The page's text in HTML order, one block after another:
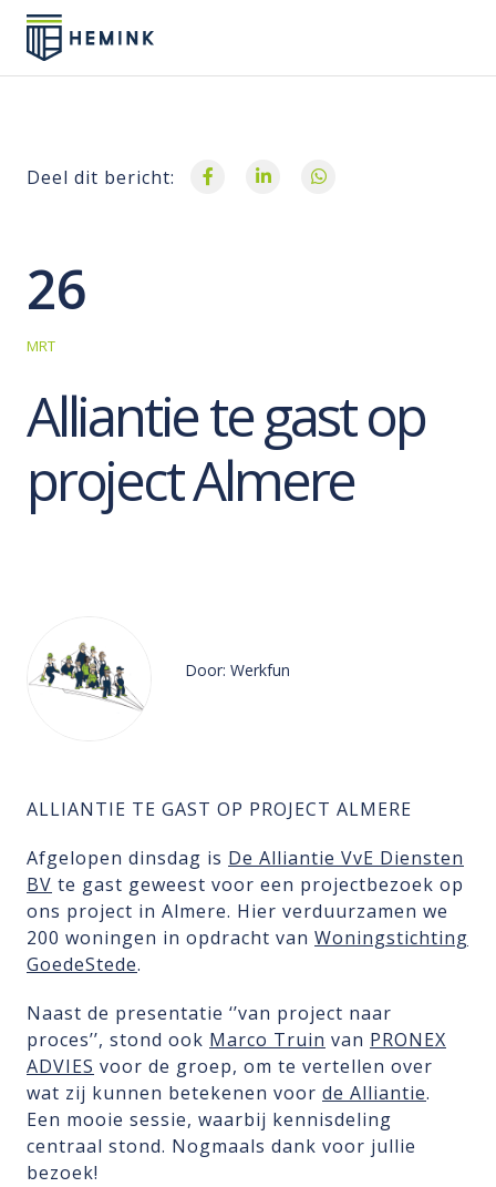
Deel dit bericht:
26
MRT
Alliantie te gast op
project Almere
Door: Werkfun
ALLIANTIE TE GAST OP PROJECT ALMERE
Afgelopen dinsdag is De Alliantie VvE Diensten
BV te gast geweest voor een projectbezoek op
ons project in Almere. Hier verduurzamen we
200 woningen in opdracht van Woningstichting
GoedeStede.
Naast de presentatie ‘’van project naar
proces’’, stond ook Marco Truin van PRONEX
ADVIES voor de groep, om te vertellen over
wat zij kunnen betekenen voor de Alliantie.
Een mooie sessie, waarbij kennisdeling
centraal stond. Nogmaals dank voor jullie
bezoek!